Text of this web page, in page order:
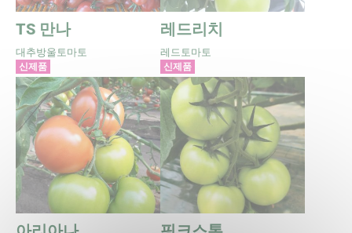
TS 만나
대추방울토마토
신제품
레드리치
레드토마토
신제품